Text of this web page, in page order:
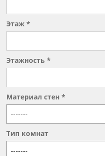
Этаж *
Этажность *
Материал стен *
-------
Тип комнат
-------